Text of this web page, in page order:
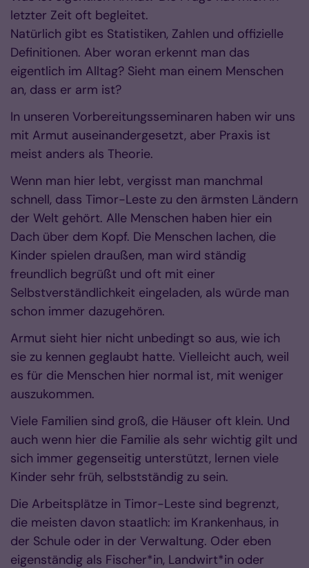
letzter Zeit oft begleitet.
Natürlich gibt es Statistiken, Zahlen und offizielle
Definitionen. Aber woran erkennt man das
eigentlich im Alltag? Sieht man einem Menschen
an, dass er arm ist?
In unseren Vorbereitungsseminaren haben wir uns
mit Armut auseinandergesetzt, aber Praxis ist
meist anders als Theorie.
Wenn man hier lebt, vergisst man manchmal
schnell, dass Timor-Leste zu den ärmsten Ländern
der Welt gehört. Alle Menschen haben hier ein
Dach über dem Kopf. Die Menschen lachen, die
Kinder spielen draußen, man wird ständig
freundlich begrüßt und oft mit einer
Selbstverständlichkeit eingeladen, als würde man
schon immer dazugehören.
Armut sieht hier nicht unbedingt so aus, wie ich
sie zu kennen geglaubt hatte. Vielleicht auch, weil
es für die Menschen hier normal ist, mit weniger
auszukommen.
Viele Familien sind groß, die Häuser oft klein. Und
auch wenn hier die Familie als sehr wichtig gilt und
sich immer gegenseitig unterstützt, lernen viele
Kinder sehr früh, selbstständig zu sein.
Die Arbeitsplätze in Timor-Leste sind begrenzt,
die meisten davon staatlich: im Krankenhaus, in
der Schule oder in der Verwaltung. Oder eben
eigenständig als Fischer*in, Landwirt*in oder